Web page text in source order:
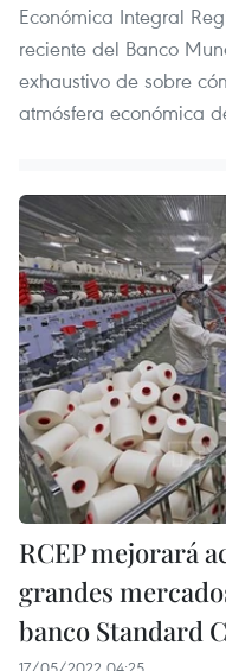
Económica Integral
reciente del Banco
exhaustivo de sobre
atmósfera económica
RCEP mejorará
grandes
banco Standard